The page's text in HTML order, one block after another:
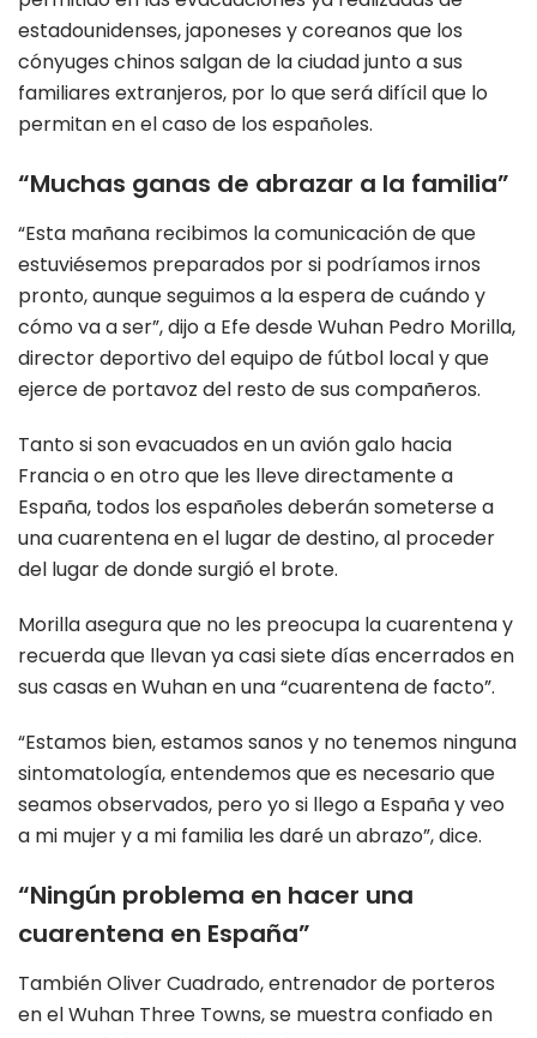
estadounidenses, japoneses y coreanos que los
cónyuges chinos salgan de la ciudad junto a sus
familiares extranjeros, por lo que será difícil que lo
permitan en el caso de los españoles.
“Muchas ganas de abrazar a la familia”
“Esta mañana recibimos la comunicación de que
estuviésemos preparados por si podríamos irnos
pronto, aunque seguimos a la espera de cuándo y
cómo va a ser”, dijo a Efe desde Wuhan Pedro Morilla,
director deportivo del equipo de fútbol local y que
ejerce de portavoz del resto de sus compañeros.
Tanto si son evacuados en un avión galo hacia
Francia o en otro que les lleve directamente a
España, todos los españoles deberán someterse a
una cuarentena en el lugar de destino, al proceder
del lugar de donde surgió el brote.
Morilla asegura que no les preocupa la cuarentena y
recuerda que llevan ya casi siete días encerrados en
sus casas en Wuhan en una “cuarentena de facto”.
“Estamos bien, estamos sanos y no tenemos ninguna
sintomatología, entendemos que es necesario que
seamos observados, pero yo si llego a España y veo
a mi mujer y a mi familia les daré un abrazo”, dice.
“Ningún problema en hacer una
cuarentena en España”
También Oliver Cuadrado, entrenador de porteros
en el Wuhan Three Towns, se muestra confiado en